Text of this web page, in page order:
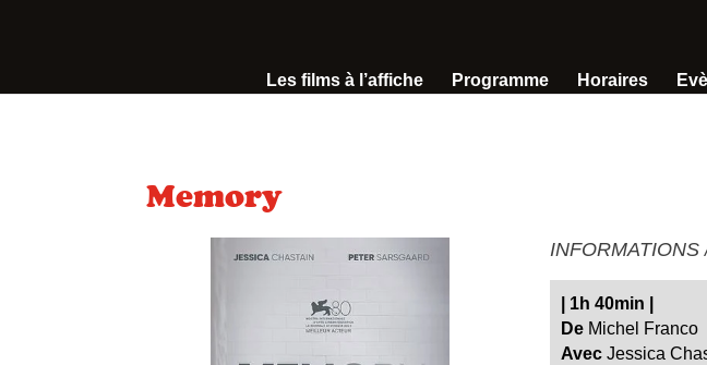
Les films à l’affiche Programme Horaires
Memory
INFORMATIONS
1h 40min
DeMichel Franco
AvecJessica